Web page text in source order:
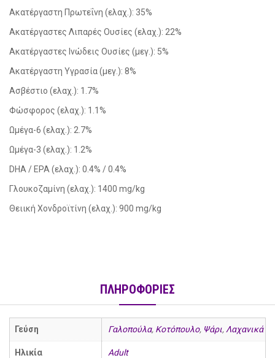
Ακατέργαστη Πρωτεΐνη (ελαχ.): 35%
Ακατέργαστες Λιπαρές Ουσίες (ελαχ.): 22%
Ακατέργαστες Ινώδεις Ουσίες (μεγ.): 5%
Ακατέργαστη Υγρασία (μεγ.): 8%
Ασβέστιο (ελαχ.): 1.7%
Φώσφορος (ελαχ.): 1.1%
Ωμέγα-6 (ελαχ.): 2.7%
Ωμέγα-3 (ελαχ.): 1.2%
DHA / EPA (ελαχ.): 0.4% / 0.4%
Γλουκοζαμίνη (ελαχ.): 1400 mg/kg
Θειική Χονδροϊτίνη (ελαχ.): 900 mg/kg
ΠΛΗΡΟΦΟΡΙΕΣ
Γεύση Γαλοπούλα, Κοτόπουλο, Ψάρι, Λαχανικά
Ηλικία Adult